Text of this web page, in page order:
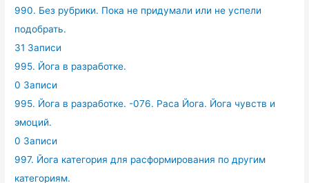
990. Без рубрики. Пока не придумали или не успели
подобрать.
31 Записи
995. Йога в разработке.
0 Записи
995. Йога в разработке. -076. Раса Йога. Йога чувств и
эмоций.
0 Записи
997. Йога категория для расформирования по другим
категориям.